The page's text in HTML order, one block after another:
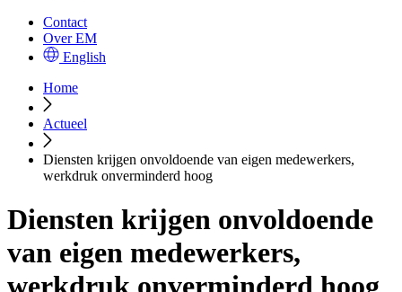
Contact
Over EM
English
Home
Actueel
Diensten krijgen onvoldoende van eigen medewerkers,
werkdruk onverminderd hoog
Diensten krijgen onvoldoende
van eigen medewerkers,